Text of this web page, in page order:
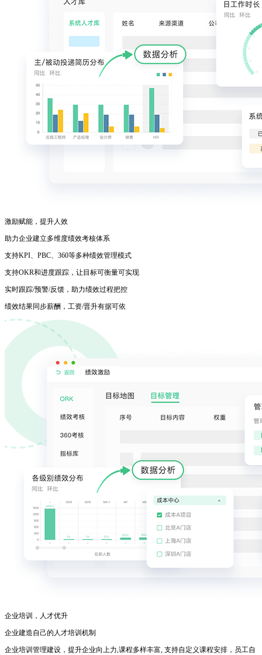
激励赋能，提升人效
助力企业建立多维度绩效考核体系
支持KPI、PBC、360等多种绩效管理模式
支持OKR和进度跟踪，让目标可衡量可实现
实时跟踪/预警/反馈，助力绩效过程把控
绩效结果同步薪酬，工资/晋升有据可依
企业培训，人才优升
企业建造自己的人才培训机制
企业培训管理建设，提升企业向上力,课程多样丰富, 支持自定义课程安排，员工自